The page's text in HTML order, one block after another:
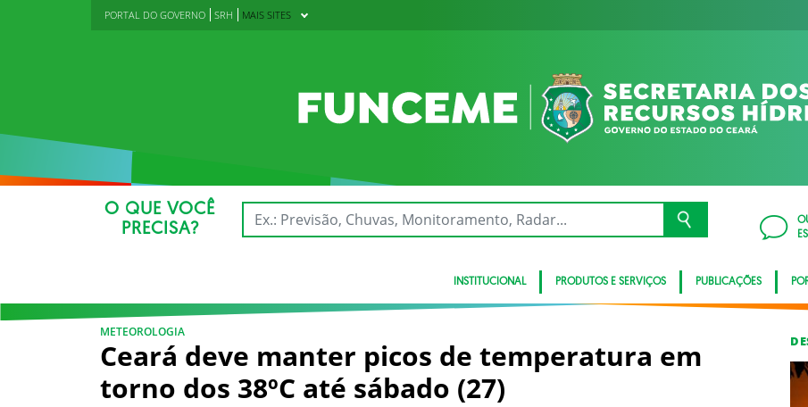
PORTAL DO GOVERNO SRH MAIS SITES
O QUE VOCÊ
PRECISA?
INSTITUCIONAL PRODUTOS E SERVIÇOS PUBLICAÇÕES
METEOROLOGIA
Ceará deve manter picos de temperatura em
torno dos 38ºC até sábado (27)